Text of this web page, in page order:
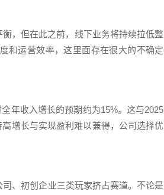
，但在此之前，线下业务将持续拉低整
和运营效率，这里面存在很大的不确定
年收入增长的预期约为15%。这与2025
增长与实现盈利难以兼得，公司选择优
、初创企业三类玩家挤占赛道。不论是